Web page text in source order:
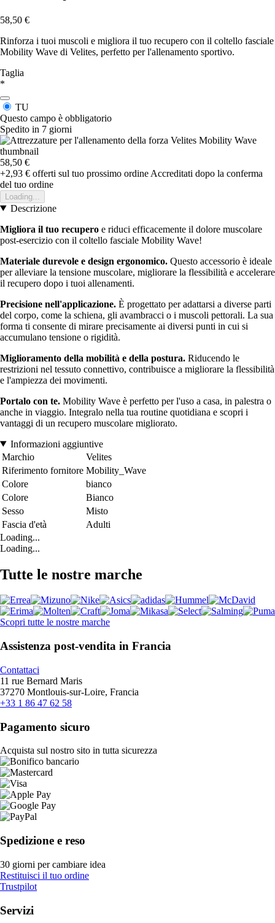
58,50 €
Rinforza i tuoi muscoli e migliora il tuo recupero con il coltello fasciale
Mobility Wave di Velites, perfetto per l'allenamento sportivo.
Taglia
*
TU
Questo campo è obbligatorio
Spedito in 7 giorni
58,50 €
+2,93 € offerti sul tuo prossimo ordine Accreditati dopo la conferma
del tuo ordine
Loading...
Descrizione
Migliora il tuo recupero e riduci efficacemente il dolore muscolare
post-esercizio con il coltello fasciale Mobility Wave!
Materiale durevole e design ergonomico. Questo accessorio è ideale
per alleviare la tensione muscolare, migliorare la flessibilità e accelerare
il recupero dopo i tuoi allenamenti.
Precisione nell'applicazione. È progettato per adattarsi a diverse parti
del corpo, come la schiena, gli avambracci o i muscoli pettorali. La sua
forma ti consente di mirare precisamente ai diversi punti in cui si
accumulano tensione o rigidità.
Miglioramento della mobilità e della postura. Riducendo le
restrizioni nel tessuto connettivo, contribuisce a migliorare la flessibilità
e l'ampiezza dei movimenti.
Portalo con te. Mobility Wave è perfetto per l'uso a casa, in palestra o
anche in viaggio. Integralo nella tua routine quotidiana e scopri i
vantaggi di un recupero muscolare migliorato.
Informazioni aggiuntive
Marchio
Velites
Riferimento fornitore Mobility_Wave
Colore
bianco
Colore
Bianco
Sesso
Misto
Fascia d'età
Adulti
Loading...
Loading...
Tutte le nostre marche
Scopri tutte le nostre marche
Assistenza post-vendita in Francia
Contattaci
11 rue Bernard Maris
37270 Montlouis-sur-Loire, Francia
+33 1 86 47 62 58
Pagamento sicuro
Acquista sul nostro sito in tutta sicurezza
Spedizione e reso
30 giorni per cambiare idea
Restituisci il tuo ordine
Trustpilot
Servizi